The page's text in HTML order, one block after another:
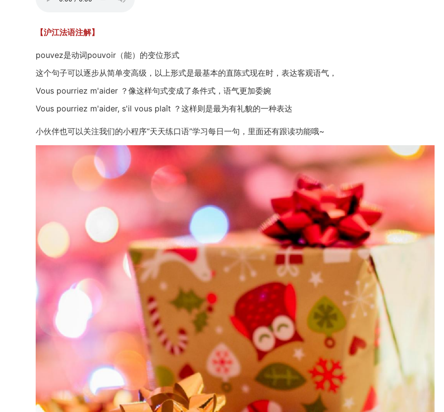
【沪江法语注解】
pouvez是动词pouvoir（能）的变位形式
这个句子可以逐步从简单变高级，以上形式是最基本的直陈式现在时，表达客观语气，
Vous pourriez m'aider ？像这样句式变成了条件式，语气更加委婉
Vous pourriez m'aider, s'il vous plaît ？这样则是最为有礼貌的一种表达
小伙伴也可以关注我们的小程序“天天练口语”学习每日一句，里面还有跟读功能哦~